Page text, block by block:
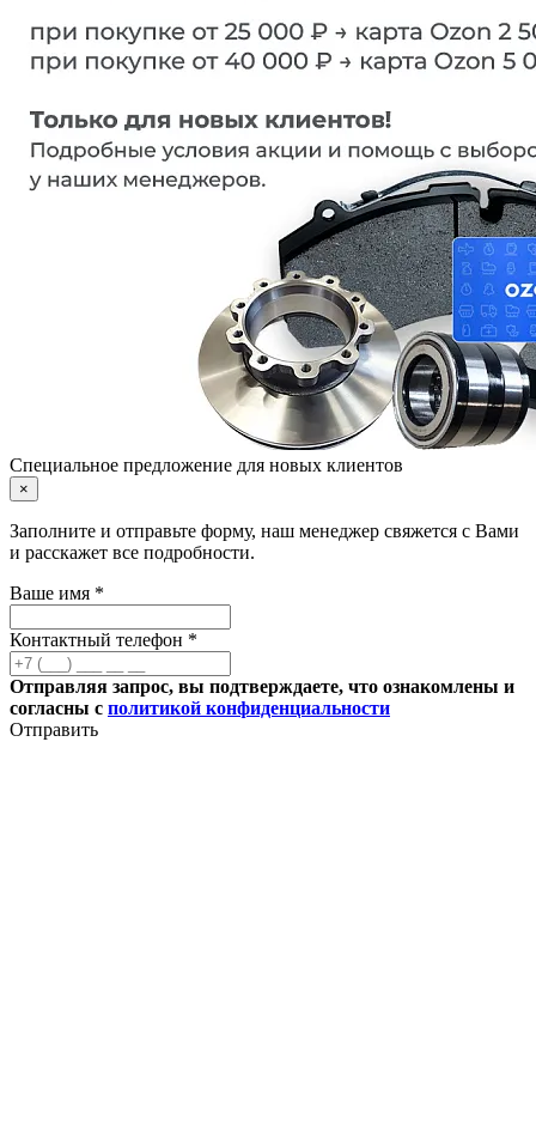
Специальное предложение для новых клиентов
×
Заполните и отправьте форму, наш менеджер свяжется с Вами
и расскажет все подробности.
Ваше имя *
Контактный телефон *
Отправляя запрос, вы подтверждаете, что ознакомлены и
согласны с политикой конфиденциальности
Отправить